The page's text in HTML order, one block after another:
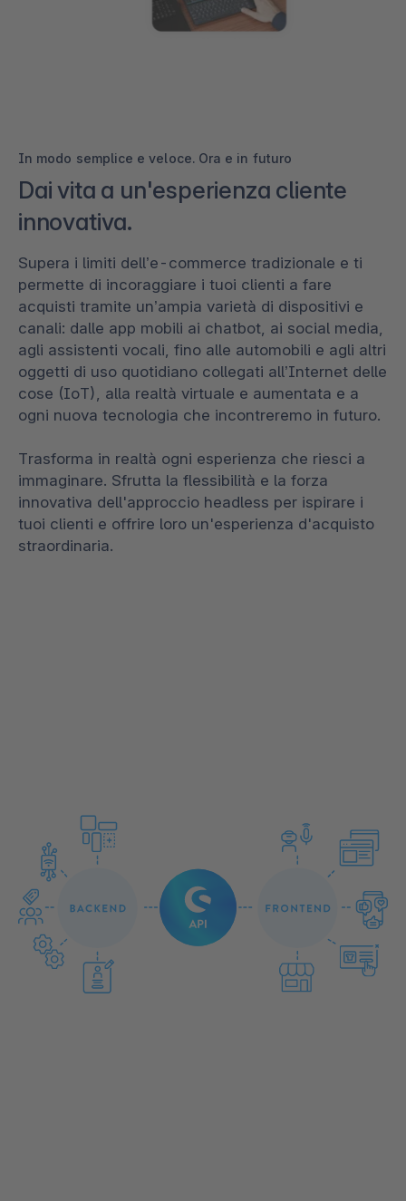
In modo semplice e veloce. Ora e in futuro
Dai vita a un'esperienza cliente
innovativa.
Supera i limiti dell’e-commerce tradizionale e ti
permette di incoraggiare i tuoi clienti a fare
acquisti tramite un’ampia varietà di dispositivi e
canali: dalle app mobili ai chatbot, ai social media,
agli assistenti vocali, fino alle automobili e agli altri
oggetti di uso quotidiano collegati all’Internet delle
cose (IoT), alla realtà virtuale e aumentata e a
ogni nuova tecnologia che incontreremo in futuro.
Trasforma in realtà ogni esperienza che riesci a
immaginare. Sfrutta la flessibilità e la forza
innovativa dell'approccio headless per ispirare i
tuoi clienti e offrire loro un'esperienza d'acquisto
straordinaria.